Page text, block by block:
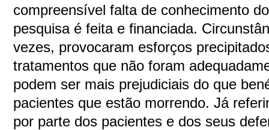
compreensível falta de conhecimento
pesquisa é feita e financiada.
vezes, provocaram esforços
tratamentos que não foram
podem ser mais prejudiciais do que
pacientes que estão morrendo. Já
por parte dos pacientes e dos seus